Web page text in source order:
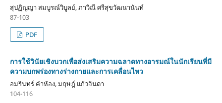
สุปฏิญญา สมบูรณ์วิบูลย์, ภาวิณี ศรีสุขวัฒนานันท์
87-103
PDF
การใช้วินัยเชิงบวกเพื่อส่งเสริมความฉลาดทางอารมณ์ในนักเรียนที่มี
ความบกพร่องทางร่างกายและการเคลื่อนไหว
อมรินทร์ คำห้อง, มฤษฎ์ แก้วจินดา
104-116